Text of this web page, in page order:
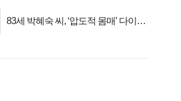
83세 박혜숙 씨, ‘압도적 몸매’ 다이어